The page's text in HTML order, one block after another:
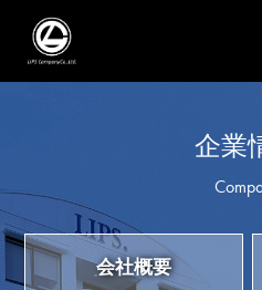
企業
会社概要